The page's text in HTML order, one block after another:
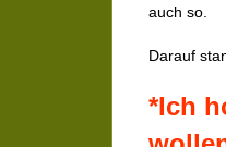
auch so.
Darauf
*Ich